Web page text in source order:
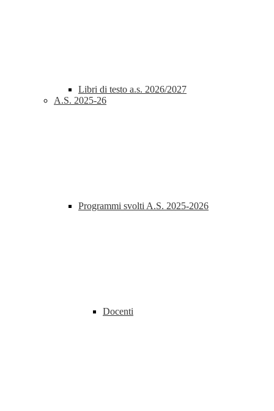
Libri di testo a.s. 2026/2027
A.S. 2025-26
Programmi svolti A.S. 2025-2026
Docenti